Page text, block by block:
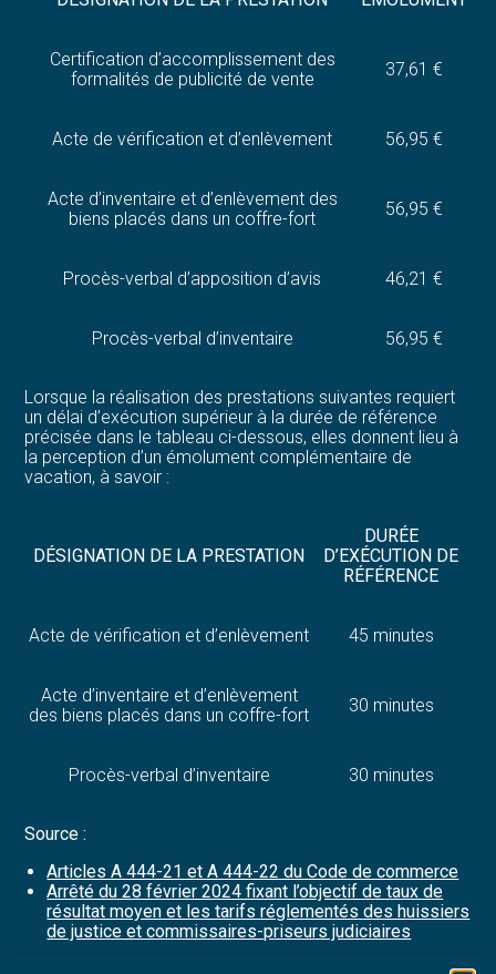
Certification d’accomplissement des
formalités de publicité de vente
37,61 €
Acte de vérification et d’enlèvement 56,95 €
Acte d’inventaire et d’enlèvement des
biens placés dans un coffre-fort
56,95 €
Procès-verbal d’apposition d’avis 46,21 €
Procès-verbal d’inventaire 56,95 €
Lorsque la réalisation des prestations suivantes requiert
un délai d’exécution supérieur à la durée de référence
précisée dans le tableau ci-dessous, elles donnent lieu à
la perception d’un émolument complémentaire de
vacation, à savoir :
DÉSIGNATION DE LA PRESTATION
DURÉE
D’EXÉCUTION DE
RÉFÉRENCE
Acte de vérification et d’enlèvement 45 minutes
Acte d’inventaire et d’enlèvement
des biens placés dans un coffre-fort
30 minutes
Procès-verbal d’inventaire 30 minutes
Source :
Articles A 444-21 et A 444-22 du Code de commerce
Arrêté du 28 février 2024 fixant l’objectif de taux de
résultat moyen et les tarifs réglementés des huissiers
de justice et commissaires-priseurs judiciaires